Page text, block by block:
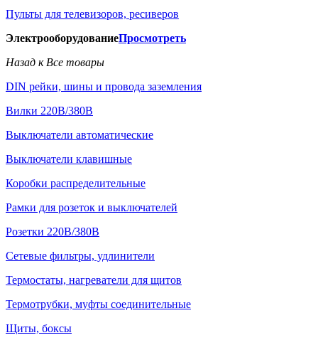
Пульты для телевизоров, ресиверов
ЭлектрооборудованиеПросмотреть
Назад к Все товары
DIN рейки, шины и провода заземления
Вилки 220В/380В
Выключатели автоматические
Выключатели клавишные
Коробки распределительные
Рамки для розеток и выключателей
Розетки 220В/380В
Сетевые фильтры, удлинители
Термостаты, нагреватели для щитов
Термотрубки, муфты соединительные
Щиты, боксы